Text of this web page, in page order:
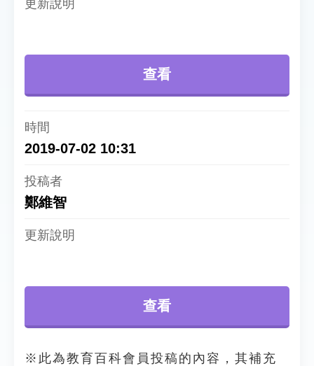
查看
2019-07-02 10:31
查看
鄭維智
※此為教育百科會員投稿的內容，其補充